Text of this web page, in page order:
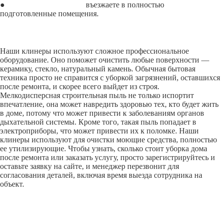
● въезжаете в полностью
подготовленные помещения.
Наши клинеры используют сложное профессиональное
оборудование. Оно поможет очистить любые поверхности —
керамику, стекло, натуральный камень. Обычная бытовая
техника просто не справится с уборкой загрязнений, оставшихся
после ремонта, и скорее всего выйдет из строя.
Мелкодисперсная строительная пыль не только испортит
впечатление, она может навредить здоровью тех, кто будет жить
в доме, потому что может привести к заболеваниям органов
дыхательной системы. Кроме того, такая пыль попадает в
электроприборы, что может привести их к поломке. Наши
клинеры используют для очистки моющие средства, полностью
ее утилизирующие. Чтобы узнать, сколько стоит уборка дома
после ремонта или заказать услугу, просто зарегистрируйтесь и
оставьте заявку на сайте, и менеджер перезвонит для
согласования деталей, включая время выезда сотрудника на
объект.